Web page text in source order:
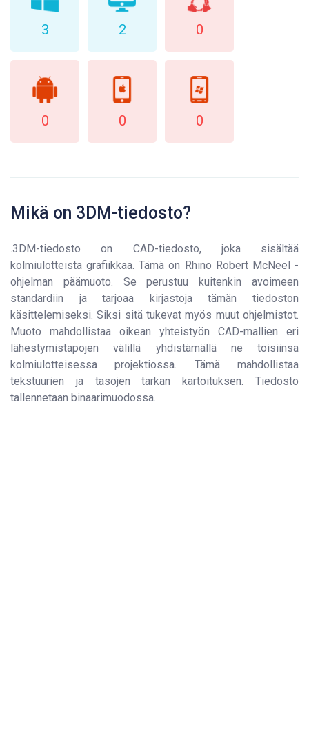
3 2 0
0 0 0
Mikä on 3DM-tiedosto?
.3DM-tiedosto on CAD-tiedosto, joka sisältää
kolmiulotteista grafiikkaa. Tämä on Rhino Robert McNeel -
ohjelman päämuoto. Se perustuu kuitenkin avoimeen
standardiin ja tarjoaa kirjastoja tämän tiedoston
käsittelemiseksi. Siksi sitä tukevat myös muut ohjelmistot.
Muoto mahdollistaa oikean yhteistyön CAD-mallien eri
lähestymistapojen välillä yhdistämällä ne toisiinsa
kolmiulotteisessa projektiossa. Tämä mahdollistaa
tekstuurien ja tasojen tarkan kartoituksen. Tiedosto
tallennetaan binaarimuodossa.